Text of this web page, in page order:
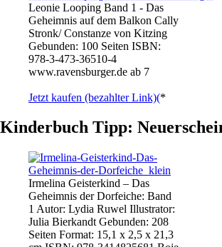
Leonie Looping Band 1 - Das
Geheimnis auf dem Balkon Cally
Stronk/ Constanze von Kitzing
Gebunden: 100 Seiten ISBN:
978-3-473-36510-4
www.ravensburger.de ab 7
Jetzt kaufen (bezahlter Link)(*
Kinderbuch Tipp:
Irmelina Geisterkind – Das
Geheimnis der Dorfeiche: Band
1 Autor: Lydia Ruwel Illustrator:
Julia Bierkandt Gebunden: 208
Seiten Format: 15,1 x 2,5 x 21,3